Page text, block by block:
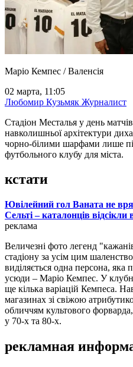
Маріо Кемпес / Валенсія
02 марта, 11:05
Любомир Кузьмяк Журналист
Стадіон Месталья у день
навколишньої архітектури
чорно-білими шарфами лише
футбольного клубу для міста.
кстати
Ювілейний гол Ваната не
Сельті – каталонців
реклама
Величезні фото легенд
стадіону за усім цим
виділяється одна персона, яка
усюди – Маріо Кемпес. У
ще кілька варіацій Кемпеса.
магазинах зі свіжою
обличчям культового
у 70-х та 80-х.
рекламная